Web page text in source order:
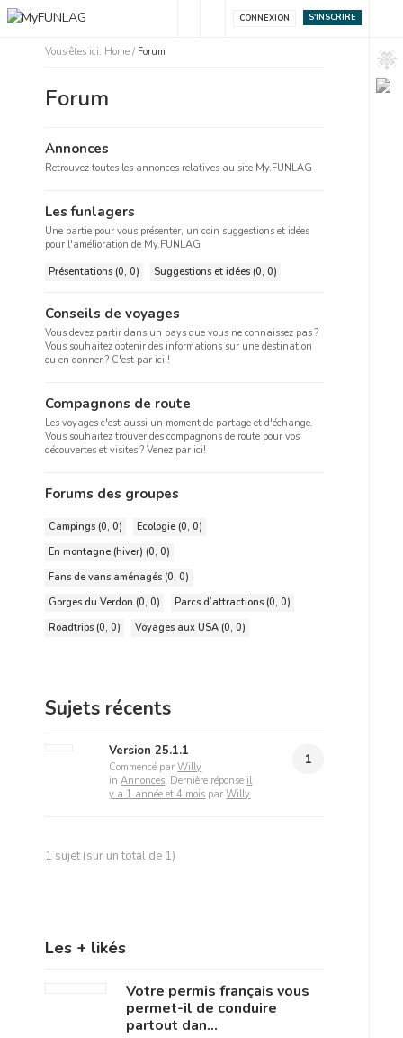
S'INSCRIRE
CONNEXION
Vous êtes ici: Home / Forum
Forum
Annonces
Retrouvez toutes les annonces relatives au site My.FUNLAG
Les funlagers
Une partie pour vous présenter, un coin suggestions et idées
pour l'amélioration de My.FUNLAG
Présentations (0, 0)
Suggestions et idées (0, 0)
Conseils de voyages
Vous devez partir dans un pays que vous ne connaissez pas ?
Vous souhaitez obtenir des informations sur une destination
ou en donner ? C'est par ici !
Compagnons de route
Les voyages c'est aussi un moment de partage et d'échange.
Vous souhaitez trouver des compagnons de route pour vos
découvertes et visites ? Venez par ici!
Forums des groupes
Campings (0, 0)
Ecologie (0, 0)
En montagne (hiver) (0, 0)
Fans de vans aménagés (0, 0)
Gorges du Verdon (0, 0)
Parcs d’attractions (0, 0)
Roadtrips (0, 0)
Voyages aux USA (0, 0)
Sujets récents
Version 25.1.1
Commencé parWilly
inAnnonces, Dernière réponse il
y a 1 année et 4 mois parWilly
1
1 sujet (sur un total de 1)
Les + likés
Votre permis français vous
permet-il de conduire
partout dan...